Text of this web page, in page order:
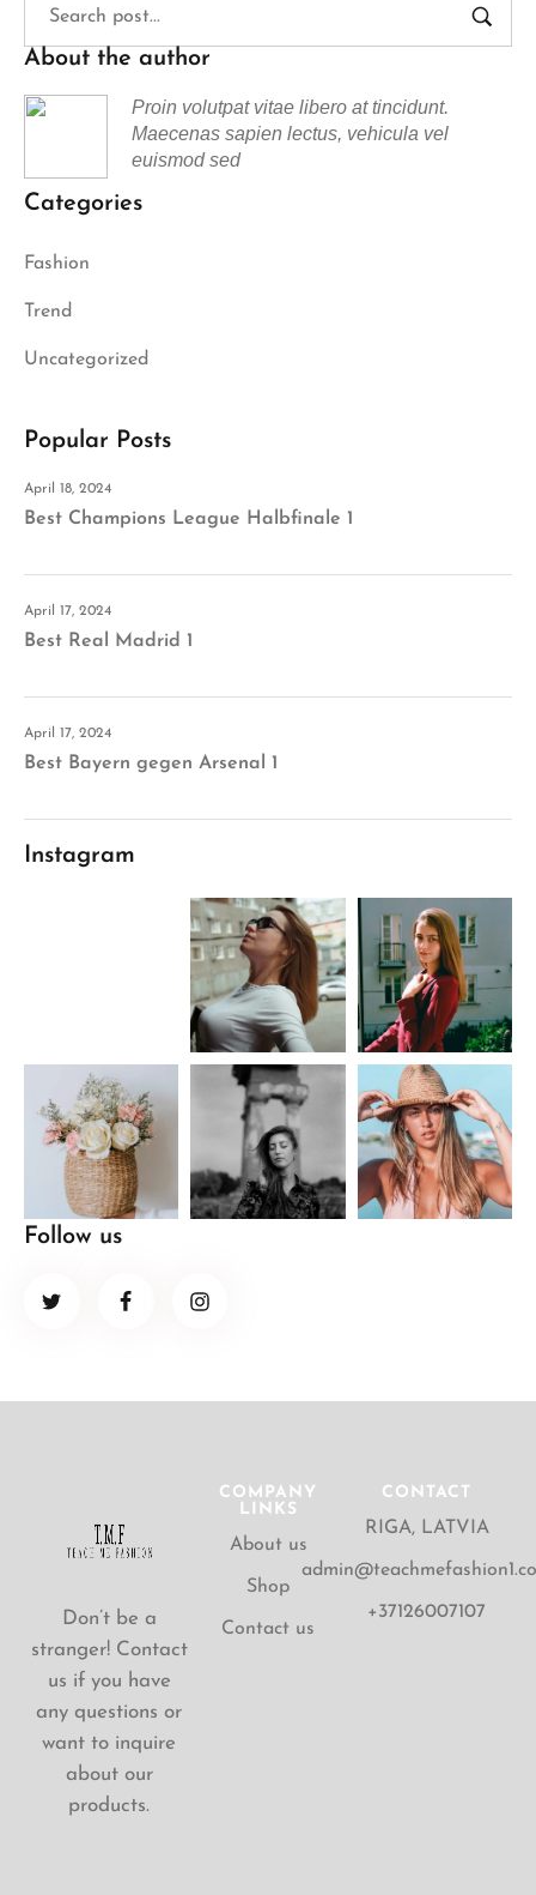
About the author
Proin volutpat vitae libero at tincidunt.
Maecenas sapien lectus, vehicula vel
euismod sed
Categories
Fashion
Trend
Uncategorized
Popular Posts
April 18, 2024
Best Champions League Halbfinale 1
April 17, 2024
Best Real Madrid 1
April 17, 2024
Best Bayern gegen Arsenal 1
Instagram
Follow us
Don’t be a
stranger! Contact
us if you have
any questions or
want to inquire
about our
products.
COMPANY
LINKS
About us
Shop
Contact us
CONTACT
RIGA, LATVIA
+37126007107